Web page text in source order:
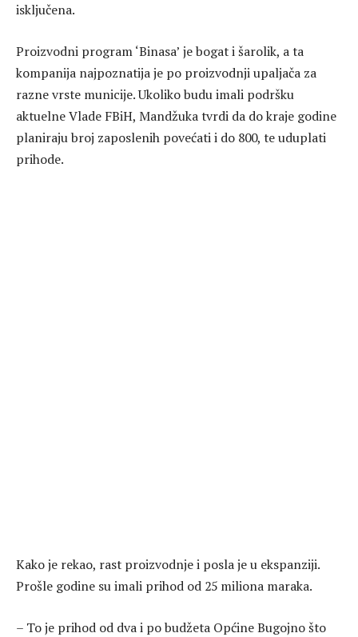
isključena.
Proizvodni program ‘Binasa’ je bogat i šarolik, a ta
kompanija najpoznatija je po proizvodnji upaljača za
razne vrste municije. Ukoliko budu imali podršku
aktuelne Vlade FBiH, Mandžuka tvrdi da do kraje godine
planiraju broj zaposlenih povećati i do 800, te uduplati
prihode.
Kako je rekao, rast proizvodnje i posla je u ekspanziji.
Prošle godine su imali prihod od 25 miliona maraka.
– To je prihod od dva i po budžeta Općine Bugojno što